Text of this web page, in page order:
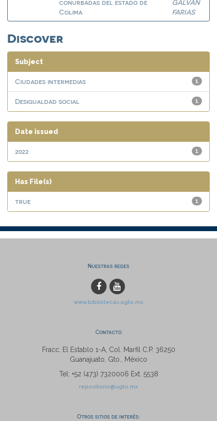
conurbadas del estado de
Colima
GALVAN
FARIAS
Discover
Subject
1
Ciudades intermedias
1
Desigualdad social
Date issued
1
2022
Has File(s)
1
true
Nuestras redes
www.bibliotecas.ugto.mx
Contacto
Fracc. El Establo 1-A, Col. Marfil C.P. 36250
Guanajuato, Gto., México
Tel: +52 (473) 7320006 Ext. 5538
repositorio@ugto.mx
Otros sitios de interés: